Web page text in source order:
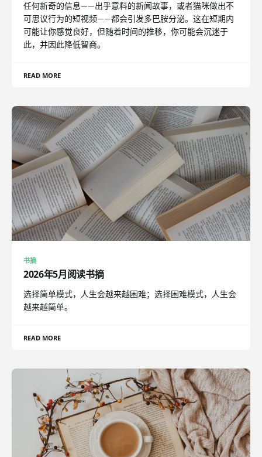
任何新奇的信息——出乎意料的新闻故事，或者猫咪做出不
可思议行为的短视频——都会引发多巴胺分泌。这在短期内
可能让你感觉良好，但随着时间的推移，你可能会沉迷于
此，并因此降低智商。
READ MORE
书摘
2026年5月阅读书摘
选择简单模式，人生会越来越困难；选择困难模式，人生会
越来越简单。
READ MORE